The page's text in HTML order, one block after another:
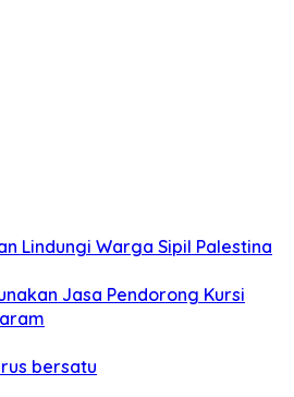
Lindungi Warga Sipil Palestina
Jasa Pendorong Kursi
bersatu